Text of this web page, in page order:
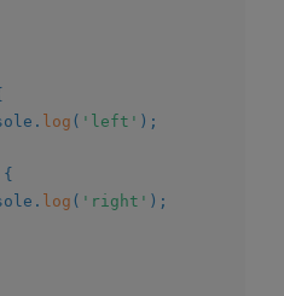
. log ( 'left' ) ;
{
. log ( 'right' ) ;